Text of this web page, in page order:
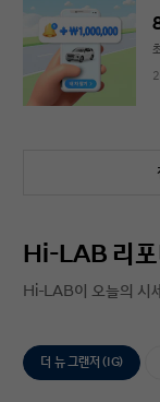
Hi-LAB 리포
Hi-LAB이 오늘의 시
더 뉴 그랜저 (IG)